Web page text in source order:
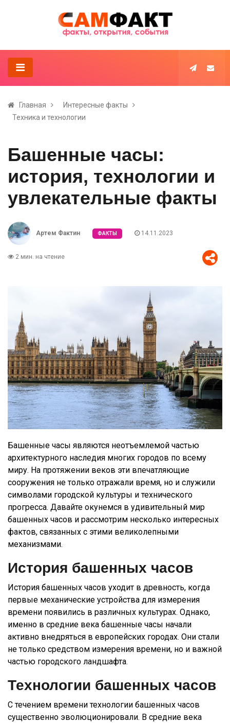
Главная
Интересные факты
Техника и технологии
Башенные часы:
история, технологии и
увлекательные факты
Артем Фактин ФАКТЫ 14.11.2023
2 мин. на чтение
Башенные часы являются неотъемлемой частью
архитектурного наследия многих городов по всему
миру. На протяжении веков эти впечатляющие
сооружения не только отражали время, но и служили
символами городской культуры и технического
прогресса. Давайте окунемся в удивительный мир
башенных часов и рассмотрим несколько интересных
фактов, связанных с этими великолепными
механизмами.
История башенных часов
История башенных часов уходит в древность, когда
первые механические устройства для измерения
времени появились в различных культурах. Однако,
именно в средние века башенные часы начали
активно внедряться в европейских городах. Они стали
не только средством измерения времени, но и важной
частью городского ландшафта.
Технологии башенных часов
С течением времени технологии башенных часов
существенно эволюционировали. В средние века